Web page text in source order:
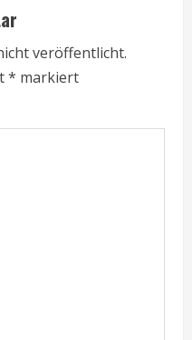
veröffentlicht.
* markiert